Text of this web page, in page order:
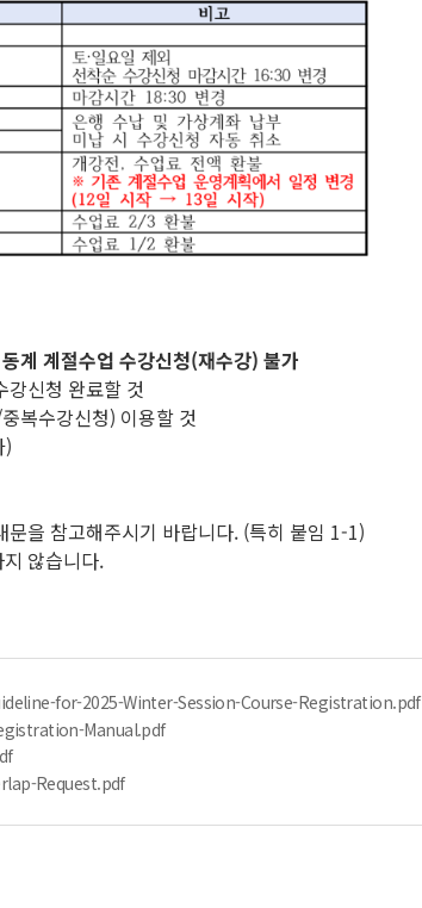
계 계절수업 수강신청(재수강) 불가
신청 완료할 것
복수강신청) 이용할 것
)
을 참고해주시기 바랍니다. (특히 붙임 1-1)
않습니다.
for-2025-Winter-Session-Course-Registration.pdf
Manual.pdf
Request.pdf